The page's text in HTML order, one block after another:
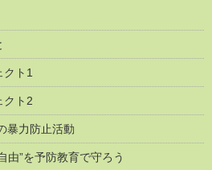
ト1
クト2
暴力防止活動
由”を予防教育で守ろう